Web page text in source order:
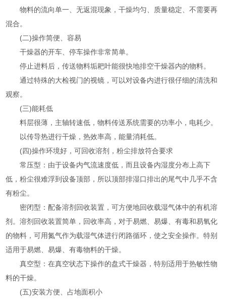
物料的流向单一、无返混现象，干燥均匀、质量稳定、不需要再
混合。
(二)操作简便、容易
干燥器的开车、停车操作非常简单。
停止进料后，传送物料垢耙叶能很快地排空干燥器内的物料。
通过特殊的大检视门的视镜，可以对设备内进行很仔细的清洗和
观察。
(三)能耗低
料层很薄，主轴转速低，物料传送系统需要的功率小，电耗少。
以传导热进行干燥，热效率高，能量消耗低。
(四)操作环境好，可回收溶剂，粉尘排放符合要求
常压型：由于设备内气流速度低，而且设备内湿度分布上高下
低，粉尘很难浮到设备顶部，所以顶部排湿口排出的尾气中几乎不含
有粉尘。
密闭型：配备溶剂回收装置，可方便地回收载湿气体中的有机溶
剂。溶剂回收装置简单，回收率高，对于易燃、易爆、有毒和易氧化
的物料，可用氮气作为载湿气体进行闭路循环，使之安全操作。特别
适用于易燃、易爆、有毒物料的干燥。
真空型：在真空状态下操作的盘式干燥器，特别适用于热敏性物
料的干燥。
(五)安装方便、占地面积小